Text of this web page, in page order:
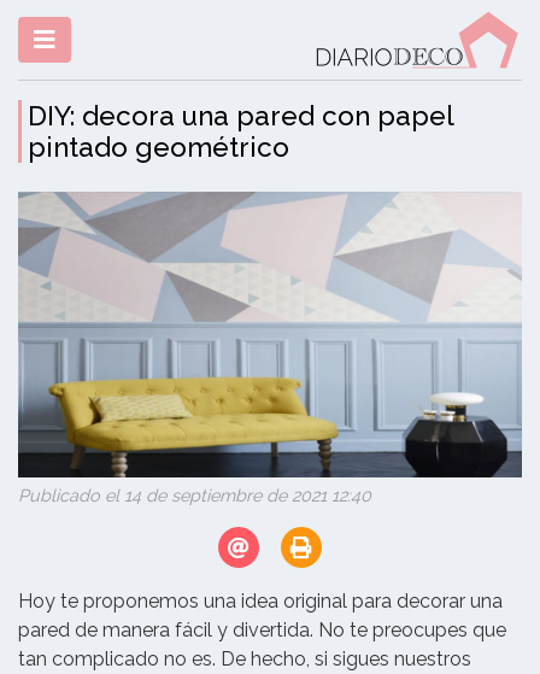
DIY: decora una pared con papel
pintado geométrico
Publicado el 14 de septiembre de 2021 12:40
Hoy te proponemos una idea original para decorar una
pared de manera fácil y divertida. No te preocupes que
tan complicado no es. De hecho, si sigues nuestros